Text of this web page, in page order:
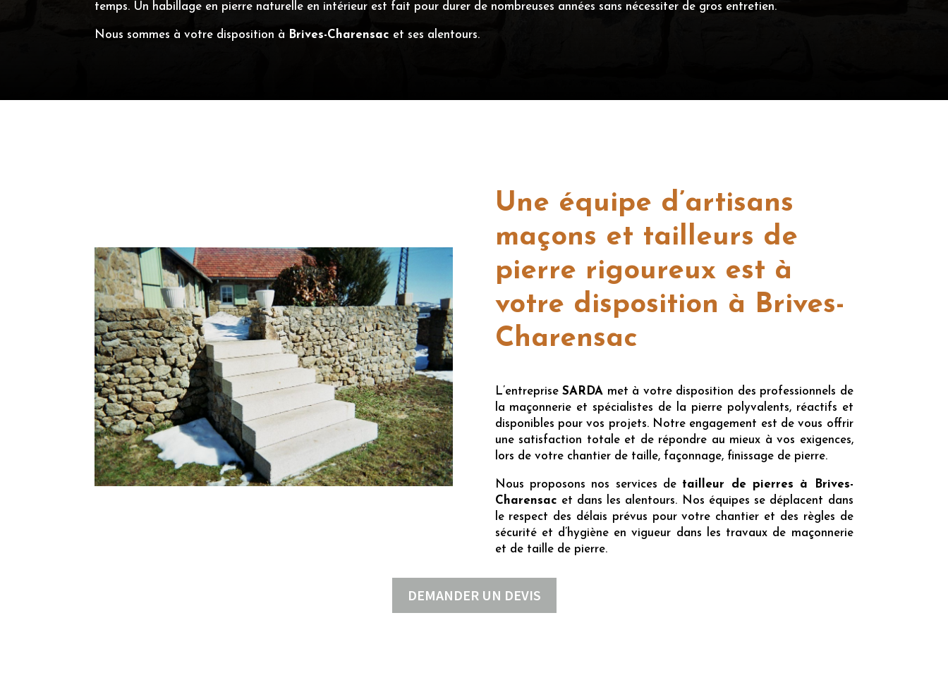
temps. Un habillage en pierre naturelle en intérieur est fait pour durer de nombreuses années sans nécessiter de gros entretien.
Nous sommes à votre disposition à Brives-Charensac et ses alentours.
Une équipe d’artisans
maçons et tailleurs de
pierre rigoureux est à
votre disposition à Brives-
Charensac
L’entrepriseSARDA met à votre disposition des professionnels de
la maçonnerie et spécialistes de la pierre polyvalents, réactifs et
disponibles pour vos projets. Notre engagement est de vous offrir
une satisfaction totale et de répondre au mieux à vos exigences,
lors de votre chantier de taille, façonnage, finissage de pierre.
Nous proposons nos services de tailleur de pierres à Brives-
Charensac et dans les alentours. Nos équipes se déplacent dans
le respect des délais prévus pour votre chantier et des règles de
sécurité et d’hygiène en vigueur dans les travaux de maçonnerie
et de taille de pierre.
DEMANDER UN DEVIS